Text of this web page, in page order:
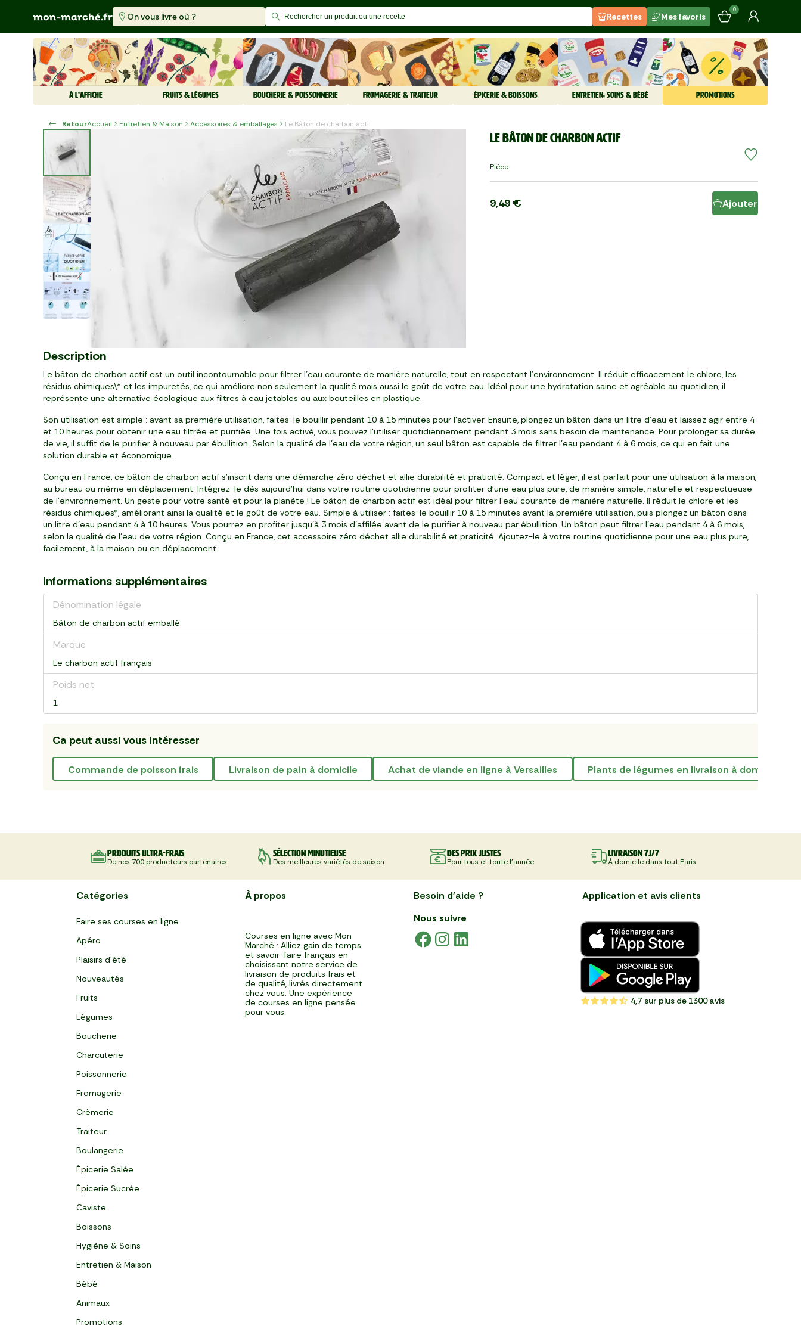
On vous livre où ? Recettes Mes favoris
0
À L'AFFICHE FRUITS & LÉGUMES BOUCHERIE & POISSONNERIE FROMAGERIE & TRAITEUR ÉPICERIE & BOISSONS ENTRETIEN, SOINS & BÉBÉ PROMOTIONS
RetourAccueil Entretien & Maison Accessoires & emballages Le Bâton de charbon actif
Le Bâton de charbon actif
Pièce
9,49 € Ajouter
Description
Le bâton de charbon actif est un outil incontournable pour filtrer l’eau courante de manière naturelle, tout en respectant l’environnement. Il réduit efficacement le chlore, les
résidus chimiques\* et les impuretés, ce qui améliore non seulement la qualité mais aussi le goût de votre eau. Idéal pour une hydratation saine et agréable au quotidien, il
représente une alternative écologique aux filtres à eau jetables ou aux bouteilles en plastique.
Son utilisation est simple : avant sa première utilisation, faites-le bouillir pendant 10 à 15 minutes pour l’activer. Ensuite, plongez un bâton dans un litre d’eau et laissez agir entre 4
et 10 heures pour obtenir une eau filtrée et purifiée. Une fois activé, vous pouvez l’utiliser quotidiennement pendant 3 mois sans besoin de maintenance. Pour prolonger sa durée
de vie, il suffit de le purifier à nouveau par ébullition. Selon la qualité de l’eau de votre région, un seul bâton est capable de filtrer l’eau pendant 4 à 6 mois, ce qui en fait une
solution durable et économique.
Conçu en France, ce bâton de charbon actif s’inscrit dans une démarche zéro déchet et allie durabilité et praticité. Compact et léger, il est parfait pour une utilisation à la maison,
au bureau ou même en déplacement. Intégrez-le dès aujourd’hui dans votre routine quotidienne pour profiter d’une eau plus pure, de manière simple, naturelle et respectueuse
de l’environnement. Un geste pour votre santé et pour la planète ! Le bâton de charbon actif est idéal pour filtrer l’eau courante de manière naturelle. Il réduit le chlore et les
résidus chimiques*, améliorant ainsi la qualité et le goût de votre eau. Simple à utiliser : faites-le bouillir 10 à 15 minutes avant la première utilisation, puis plongez un bâton dans
un litre d'eau pendant 4 à 10 heures. Vous pourrez en profiter jusqu’à 3 mois d’affilée avant de le purifier à nouveau par ébullition. Un bâton peut filtrer l’eau pendant 4 à 6 mois,
selon la qualité de l’eau de votre région. Conçu en France, cet accessoire zéro déchet allie durabilité et praticité. Ajoutez-le à votre routine quotidienne pour une eau plus pure,
facilement, à la maison ou en déplacement.
Informations supplémentaires
Dénomination légale
Bâton de charbon actif emballé
Marque
Le charbon actif français
Poids net
1
Ca peut aussi vous intéresser
commande de poisson frais livraison de pain à domicile Achat de viande en ligne à Versailles plants de légumes en livraison à domicile
Produits ultra-frais
De nos 700 producteurs partenaires
Sélection minutieuse
Des meilleures variétés de saison
Des prix justes
Pour tous et toute l'année
Livraison 7J/7
À domicile dans tout Paris
Catégories
Faire ses courses en ligne
Apéro
Plaisirs d'été
Nouveautés
Fruits
Légumes
Boucherie
Charcuterie
Poissonnerie
Fromagerie
Crèmerie
Traiteur
Boulangerie
Épicerie Salée
Épicerie Sucrée
Caviste
Boissons
Hygiène & Soins
Entretien & Maison
Bébé
Animaux
Promotions
À propos
Courses en ligne avec Mon
Marché : Alliez gain de temps
et savoir-faire français en
choisissant notre service de
livraison de produits frais et
de qualité, livrés directement
chez vous. Une expérience
de courses en ligne pensée
pour vous.
Besoin d'aide ?
Nous suivre
Application et avis clients
4,7 sur plus de 1300 avis